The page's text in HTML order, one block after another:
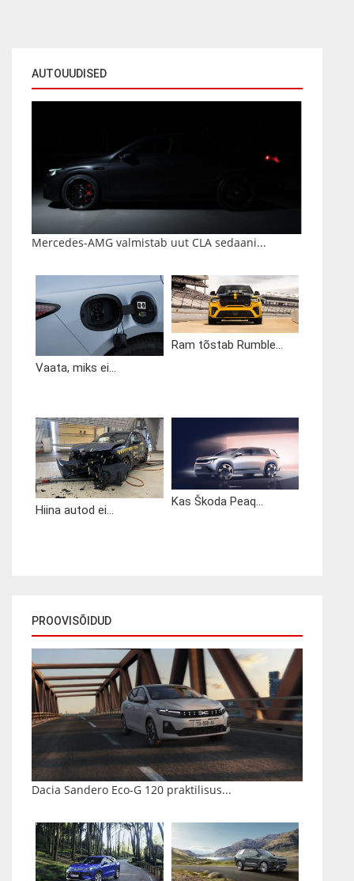
AUTOUUDISED
Mercedes-AMG valmistab uut CLA sedaani...
Vaata, miks ei...
Ram tõstab Rumble...
Hiina autod ei...
Kas Škoda Peaq...
PROOVISÕIDUD
Dacia Sandero Eco-G 120 praktilisus...